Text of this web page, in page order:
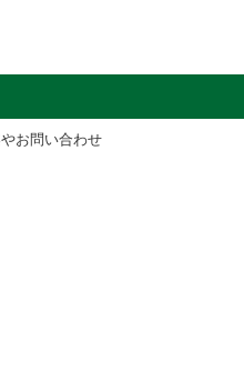
お問い合わせ